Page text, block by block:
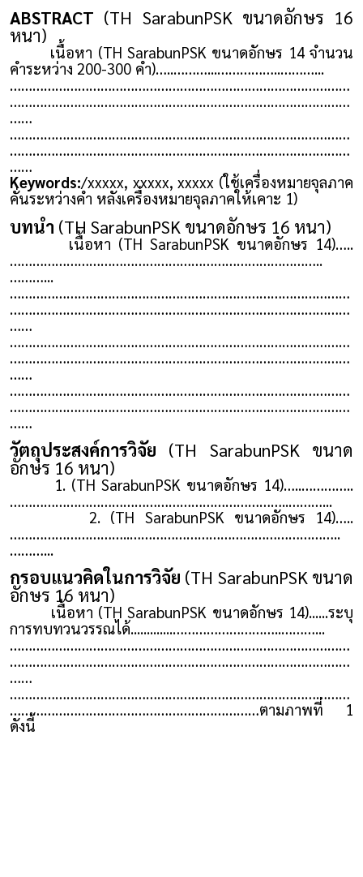
ABSTRACT (TH SarabunPSK ขนาดอักษร 16
หนา)
เนื้อหา (TH SarabunPSK ขนาดอักษร 14 จำนวน
คำระหว่าง 200-300 คำ)…..………...……………..………...
………………………………………………………………………………
………………………………………………………………………………
……
………………………………………………………………………………
………………………………………………………………………………
……
Keywords:/xxxxx, xxxxx, xxxxx (ใช้เครื่องหมายจุลภาค
คั่นระหว่างคำ หลังเครื่องหมายจุลภาคให้เคาะ 1)
บทนำ (TH SarabunPSK ขนาดอักษร 16 หนา)
เนื้อหา (TH SarabunPSK ขนาดอักษร 14)…..
………………………………………………………………………..
………...
………………………………………………………………………………
………………………………………………………………………………
……
………………………………………………………………………………
………………………………………………………………………………
……
………………………………………………………………………………
………………………………………………………………………………
……
วัตถุประสงค์การวิจัย (TH SarabunPSK ขนาด
อักษร 16 หนา)
1. (TH SarabunPSK ขนาดอักษร 14)…..…………..
………………………………………………………………..………...
2. (TH SarabunPSK ขนาดอักษร 14)…..
…………………………..………………………………………………..
………...
กรอบแนวคิดในการวิจัย (TH SarabunPSK ขนาด
อักษร 16 หนา)
เนื้อหา (TH SarabunPSK ขนาดอักษร 14)......ระบุ
การทบทวนวรรณได้.............………………………..………...
………………………………………………………………………………
………………………………………………………………………………
……
………………………………………………………………………………
…………………………………………………………ตามภาพที่ 1
ดังนี้